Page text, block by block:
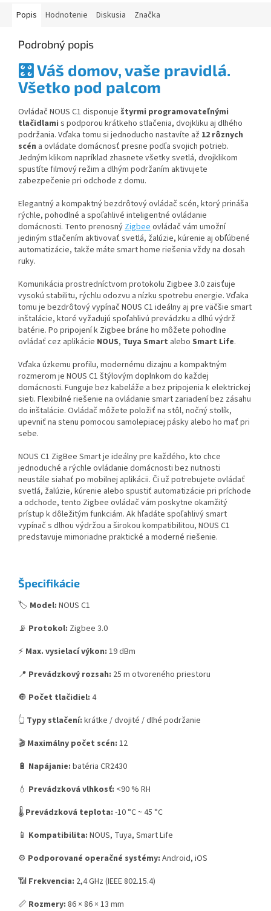
Popis Hodnotenie Diskusia Značka
Podrobný popis
🎛️ Váš domov, vaše pravidlá.
Všetko pod palcom
Ovládač NOUS C1 disponuje štyrmi programovateľnými
tlačidlami s podporou krátkeho stlačenia, dvojkliku aj dlhého
podržania. Vďaka tomu si jednoducho nastavíte až 12 rôznych
scén a ovládate domácnosť presne podľa svojich potrieb.
Jedným klikom napríklad zhasnete všetky svetlá, dvojklikom
spustíte filmový režim a dlhým podržaním aktivujete
zabezpečenie pri odchode z domu.
Elegantný a kompaktný bezdrôtový ovládač scén, ktorý prináša
rýchle, pohodlné a spoľahlivé inteligentné ovládanie
domácnosti. Tento prenosný Zigbee ovládač vám umožní
jediným stlačením aktivovať svetlá, žalúzie, kúrenie aj obľúbené
automatizácie, takže máte smart home riešenia vždy na dosah
ruky.
Komunikácia prostredníctvom protokolu Zigbee 3.0 zaisťuje
vysokú stabilitu, rýchlu odozvu a nízku spotrebu energie. Vďaka
tomu je bezdrôtový vypínač NOUS C1 ideálny aj pre väčšie smart
inštalácie, ktoré vyžadujú spoľahlivú prevádzku a dlhú výdrž
batérie. Po pripojení k Zigbee bráne ho môžete pohodlne
ovládať cez aplikácie NOUS, Tuya Smart alebo Smart Life.
Vďaka úzkemu profilu, modernému dizajnu a kompaktným
rozmerom je NOUS C1 štýlovým doplnkom do každej
domácnosti. Funguje bez kabeláže a bez pripojenia k elektrickej
sieti. Flexibilné riešenie na ovládanie smart zariadení bez zásahu
do inštalácie. Ovládač môžete položiť na stôl, nočný stolík,
upevniť na stenu pomocou samolepiacej pásky alebo ho mať pri
sebe.
NOUS C1 ZigBee Smart je ideálny pre každého, kto chce
jednoduché a rýchle ovládanie domácnosti bez nutnosti
neustále siahať po mobilnej aplikácii. Či už potrebujete ovládať
svetlá, žalúzie, kúrenie alebo spustiť automatizácie pri príchode
a odchode, tento Zigbee ovládač vám poskytne okamžitý
prístup k dôležitým funkciám. Ak hľadáte spoľahlivý smart
vypínač s dlhou výdržou a širokou kompatibilitou, NOUS C1
predstavuje mimoriadne praktické a moderné riešenie.
Špecifikácie
🏷️ Model: NOUS C1
📡 Protokol: Zigbee 3.0
⚡ Max. vysielací výkon: 19 dBm
📍 Prevádzkový rozsah: 25 m otvoreného priestoru
🔘 Počet tlačidiel: 4
👆 Typy stlačení: krátke / dvojité / dlhé podržanie
🎬 Maximálny počet scén: 12
🔋 Napájanie: batéria CR2430
💧 Prevádzková vlhkosť: <90 % RH
🌡️ Prevádzková teplota: -10 °C ~ 45 °C
📱 Kompatibilita: NOUS, Tuya, Smart Life
⚙️ Podporované operačné systémy: Android, iOS
📶 Frekvencia: 2,4 GHz (IEEE 802.15.4)
📏 Rozmery: 86 × 86 × 13 mm